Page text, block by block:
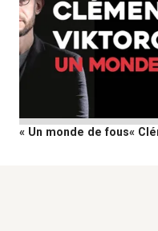
« Un monde de fous«